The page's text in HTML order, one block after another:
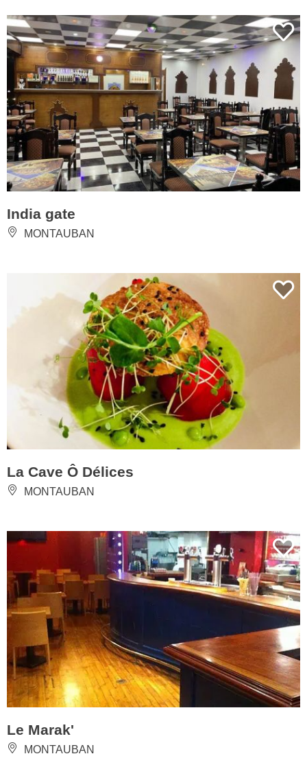
India gate
MONTAUBAN
La Cave Ô Délices
MONTAUBAN
Le Marak'
MONTAUBAN